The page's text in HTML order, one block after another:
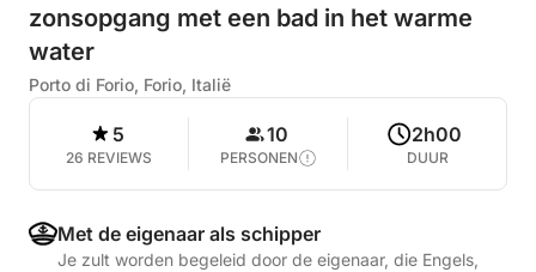
zonsopgang met een bad in het warme
water
Porto di Forio, Forio, Italië
5
26 REVIEWS
10
PERSONEN
2h00
DUUR
Met de eigenaar als schipper
Je zult worden begeleid door de eigenaar, die Engels,